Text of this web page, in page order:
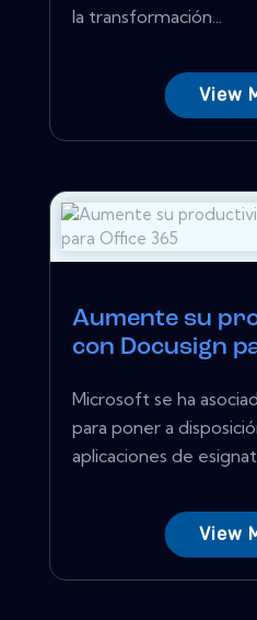
la transformación...
View
Aumente su
con Docusign
Microsoft se ha
para poner a
aplicaciones de
View